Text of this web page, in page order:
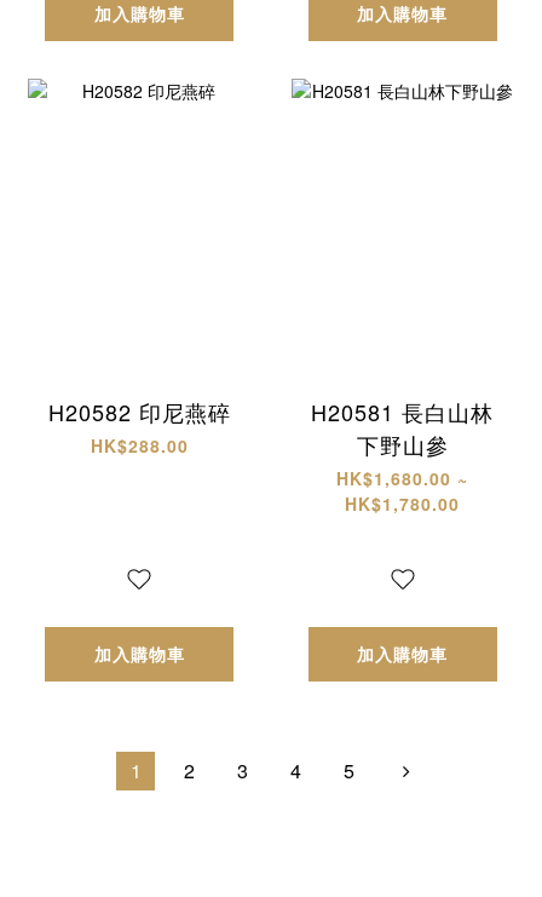
加入購物車 加入購物車
H20582 印尼燕碎
HK$288.00
加入購物車
H20581 長白山林
下野山參
HK$1,680.00 ~
HK$1,780.00
加入購物車
1 2 3 4 5